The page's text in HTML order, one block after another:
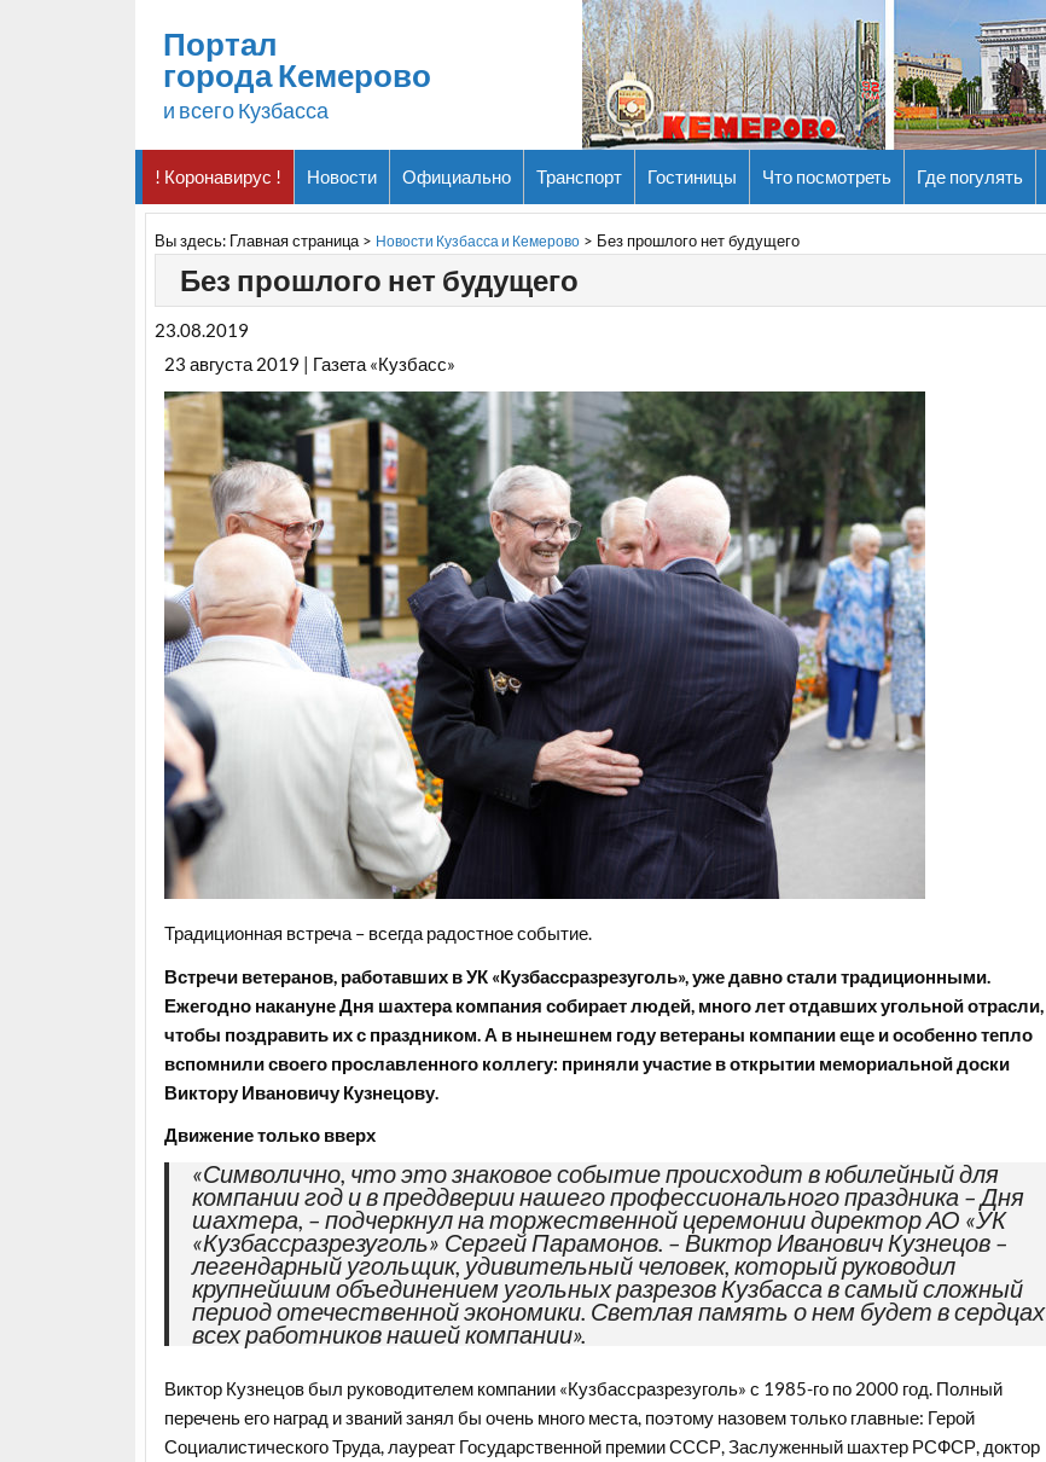
Портал
города Кемерово
и всего Кузбасса
! Коронавирус ! Новости Официально Транспорт Гостиницы Что посмотреть Где погулять
Вы здесь: Главная страница> Новости Кузбасса и Кемерово > Без прошлого нет будущего
Без прошлого нет будущего
23.08.2019
23 августа 2019 | Газета «Кузбасс»
Традиционная встреча – всегда радостное событие.
Встречи ветеранов, работавших в УК «Кузбассразрезуголь», уже давно стали традиционными.
Ежегодно накануне Дня шахтера компания собирает людей, много лет отдавших угольной отрасли,
чтобы поздравить их с праздником. А в нынешнем году ветераны компании еще и особенно тепло
вспомнили своего прославленного коллегу: приняли участие в открытии мемориальной доски
Виктору Ивановичу Кузнецову.
Движение только вверх
«Символично, что это знаковое событие происходит в юбилейный для
компании год и в преддверии нашего профессионального праздника – Дня
шахтера, – подчеркнул на торжественной церемонии директор АО «УК
«Кузбассразрезуголь» Сергей Парамонов. – Виктор Иванович Кузнецов –
легендарный угольщик, удивительный человек, который руководил
крупнейшим объединением угольных разрезов Кузбасса в самый сложный
период отечественной экономики. Светлая память о нем будет в сердцах
всех работников нашей компании».
Виктор Кузнецов был руководителем компании «Кузбассразрезуголь» с 1985-го по 2000 год. Полный
перечень его наград и званий занял бы очень много места, поэтому назовем только главные: Герой
Социалистического Труда, лауреат Государственной премии СССР, Заслуженный шахтер РСФСР, доктор